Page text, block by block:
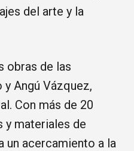
del arte y la
obras de las
Angú Vázquez,
Con más de 20
y materiales de
un acercamiento a la